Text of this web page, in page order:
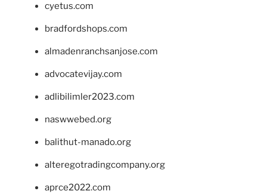
cyetus.com
bradfordshops.com
almadenranchsanjose.com
advocatevijay.com
adlibilimler2023.com
naswwebed.org
balithut-manado.org
alteregotradingcompany.org
aprce2022.com